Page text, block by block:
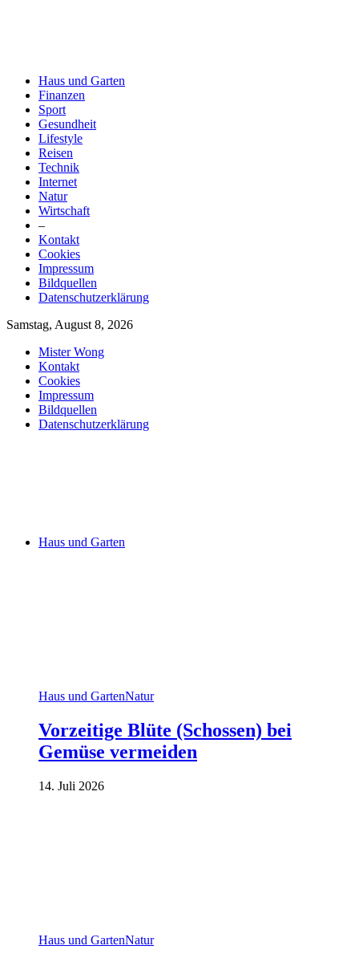
Haus und Garten
Finanzen
Sport
Gesundheit
Lifestyle
Reisen
Technik
Internet
Natur
Wirtschaft
–
Kontakt
Cookies
Impressum
Bildquellen
Datenschutzerklärung
Samstag, August 8, 2026
Mister Wong
Kontakt
Cookies
Impressum
Bildquellen
Datenschutzerklärung
Haus und Garten
Haus und GartenNatur
Vorzeitige Blüte (Schossen) bei
Gemüse vermeiden
14. Juli 2026
Haus und GartenNatur